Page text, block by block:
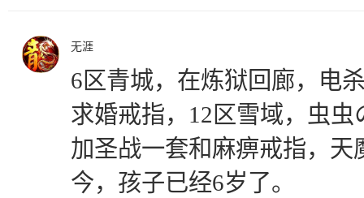
无涯
6区青城，在炼狱回廊，电
求婚戒指，12区雪域，虫
加圣战一套和麻痹戒指，
今，孩子已经6岁了。